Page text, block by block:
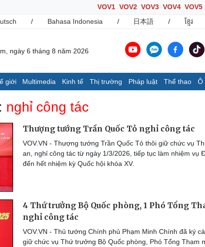
VOV1 VOV2 VOV3 VOV4 VOV5
/ Bahasa Indonesia / 日本語 / ខ្មែរ
ngày 6 tháng 8 năm 2026
giới Multimedia Kinh tế Thị trường Pháp luật Thể thao Ô
dục
báo thời tiết
ấn VOV
làm
Cuộc sống đó đây
Video
đá quốc tế
đá Việt Nam
thi đấu bóng đá
Xe máy
nghỉ công tác
Thượng tướng Trần Quốc Tỏ nghỉ công tác
VOV.VN - Thượng tướng Trần Quốc Tỏ thôi giữ chức vụ
an, nghỉ công tác từ ngày 1/3/2026, tiếp tục làm nhiệm vụ
đến hết nhiệm kỳ Quốc hội khóa XV.
4 Thứ trưởng Bộ Quốc phòng, 1 Phó Tổng
nghỉ công tác
VOV.VN - Thủ tướng Chính phủ Phạm Minh Chính đã ký
giữ chức vụ Thứ trưởng Bộ Quốc phòng, Phó Tổng Tham